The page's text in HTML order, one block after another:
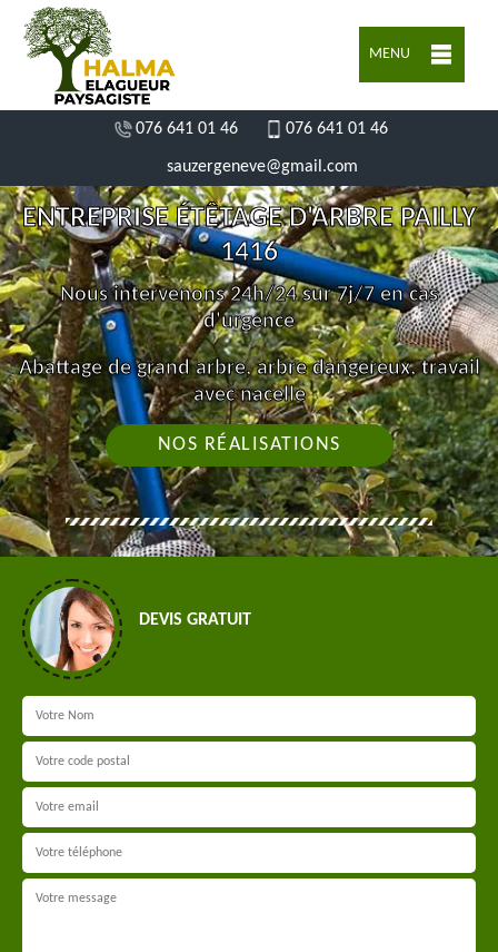
MENU
076 641 01 46 076 641 01 46
sauzergeneve@gmail.com
ENTREPRISE ÉTÊTAGE D'ARBRE PAILLY
1416
Nous intervenons 24h/24 sur 7j/7 en cas
d'urgence
Abattage de grand arbre, arbre dangereux, travail
avec nacelle
NOS RÉALISATIONS
DEVIS GRATUIT